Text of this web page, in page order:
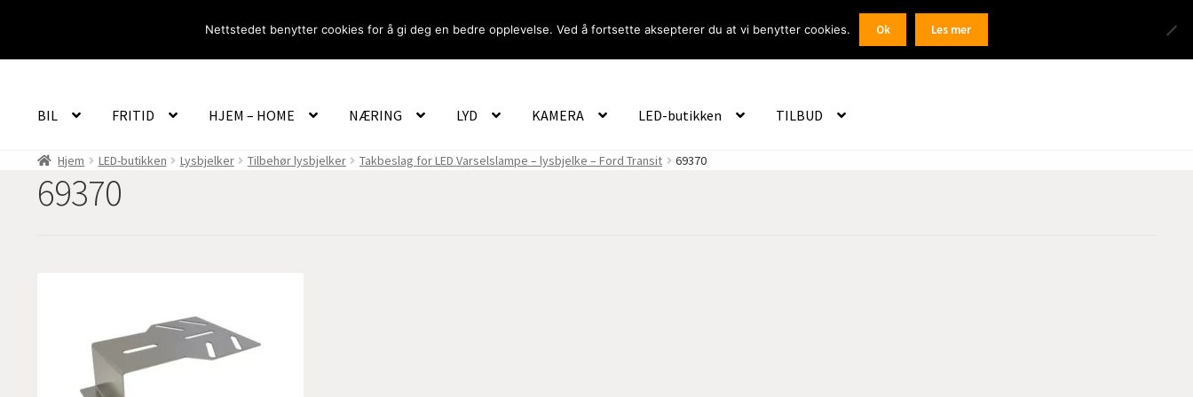
Om Oss Logg inn / Registrer
Products
search
BIL FRITID HJEM – HOME NÆRING LYD KAMERA LED-butikken TILBUD
Hjem LED-butikken Lysbjelker Tilbehør lysbjelker Takbeslag for LED Varselslampe – lysbjelke – Ford Transit 69370
69370
Nettstedet benytter cookies for å gi deg en bedre opplevelse. Ved å fortsette aksepterer du at vi benytter cookies. Ok Les mer